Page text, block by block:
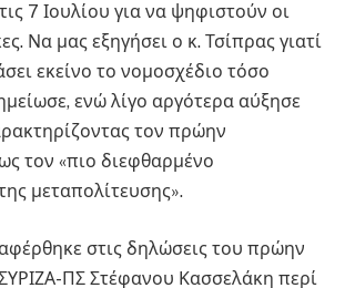
7 Ιουλίου για να ψηφιστούν οι
Να μας εξηγήσει ο κ. Τσίπρας γιατί
εκείνο το νομοσχέδιο τόσο
ενώ λίγο αργότερα αύξησε
τον πρώην
τον «πιο διεφθαρμένο
μεταπολίτευσης».
στις δηλώσεις του πρώην
ΠΣ Στέφανου Κασσελάκη περί